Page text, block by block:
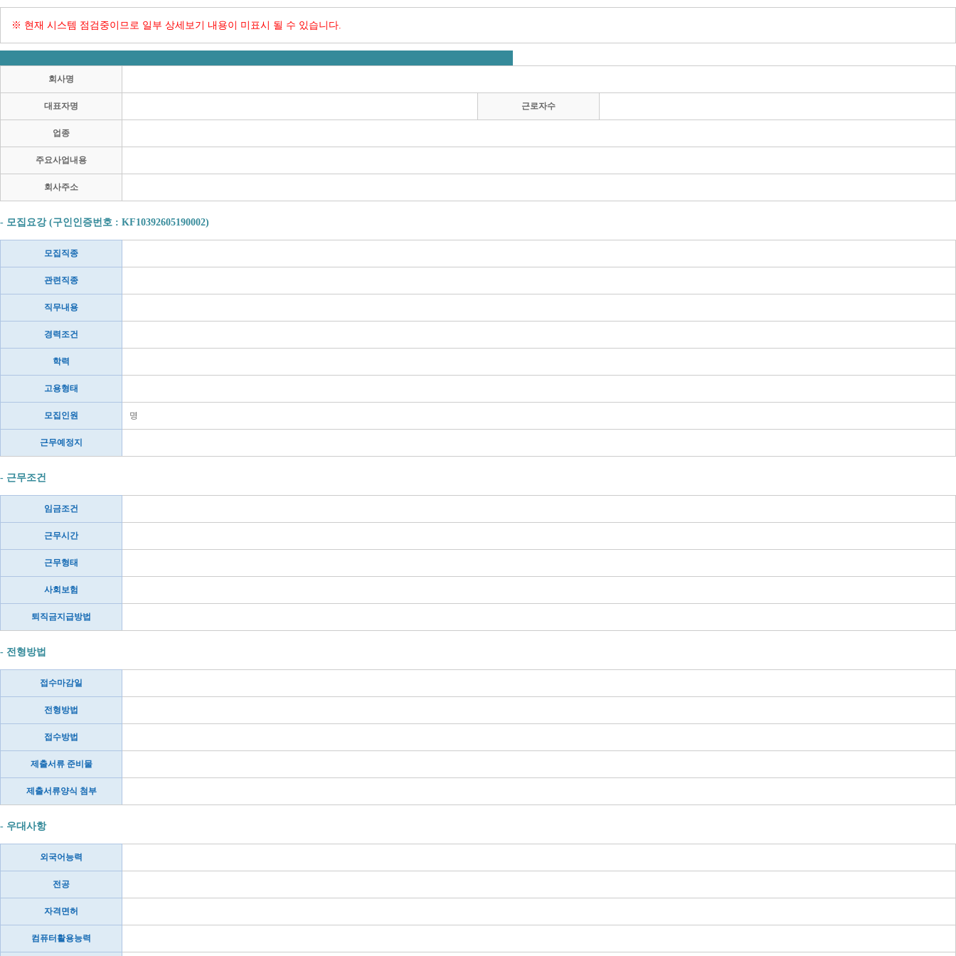
※ 현재 시스템 점검중이므로 일부 상세보기 내용이 미표시 될 수 있습니다.
회사명
대표자명 근로자수
업종
주요사업내용
회사주소
- 모집요강 (구인인증번호 : KF10392605190002)
모집직종
관련직종
직무내용
경력조건
학력
고용형태
모집인원 명
근무예정지
- 근무조건
임금조건
근무시간
근무형태
사회보험
퇴직금지급방법
- 전형방법
접수마감일
전형방법
접수방법
제출서류 준비물
제출서류양식 첨부
- 우대사항
외국어능력
전공
자격면허
컴퓨터활용능력